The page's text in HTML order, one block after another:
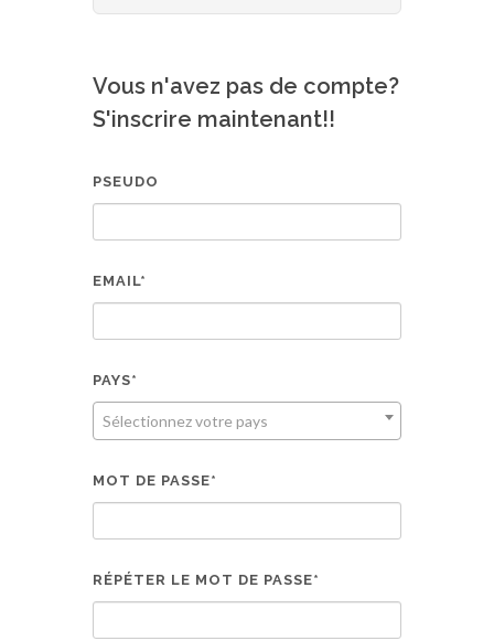
Vous n'avez pas de compte?
S'inscrire maintenant!!
PSEUDO
EMAIL*
PAYS*
Sélectionnez votre pays
MOT DE PASSE*
RÉPÉTER LE MOT DE PASSE*